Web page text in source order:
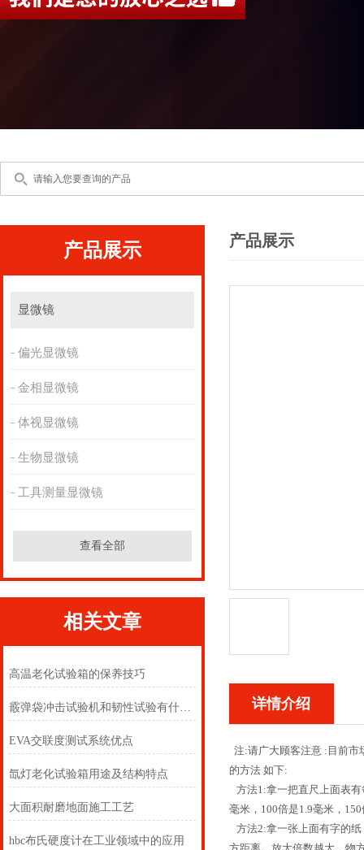
产品展示
显微镜
偏光显微镜
金相显微镜
体视显微镜
生物显微镜
工具测量显微镜
查看全部
相关文章
高温老化试验箱的保养技巧
霰弹袋冲击试验机和韧性试验有什么关系？
EVA交联度测试系统优点
氙灯老化试验箱用途及结构特点
大面积耐磨地面施工工艺
hbc布氏硬度计在工业领域中的应用
产品展示
详情介绍
注:请广大顾客注意 :目前市
的方法 如下:
方法1:拿一把直尺上面表
毫米，100倍是1.9毫米，
方法2:拿一张上面有字的